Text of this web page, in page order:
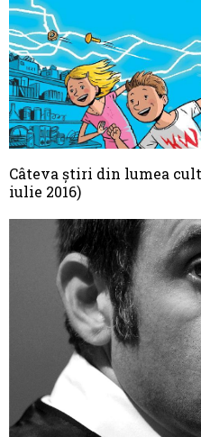
Câteva știri din lumea
iulie 2016)